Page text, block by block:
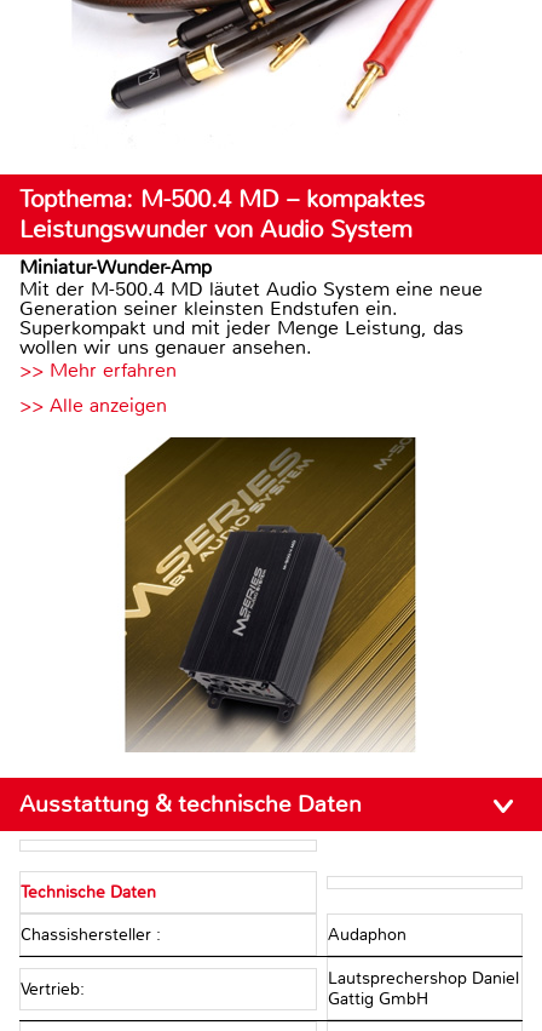
Topthema: M-500.4 MD – kompaktes
Leistungswunder von Audio System
Miniatur-Wunder-Amp
Mit der M-500.4 MD läutet Audio System eine neue
Generation seiner kleinsten Endstufen ein.
Superkompakt und mit jeder Menge Leistung, das
wollen wir uns genauer ansehen.
>> Mehr erfahren
>> Alle anzeigen
Ausstattung & technische Daten
Technische Daten
Chassishersteller : Audaphon
Vertrieb:
Lautsprechershop Daniel
Gattig GmbH